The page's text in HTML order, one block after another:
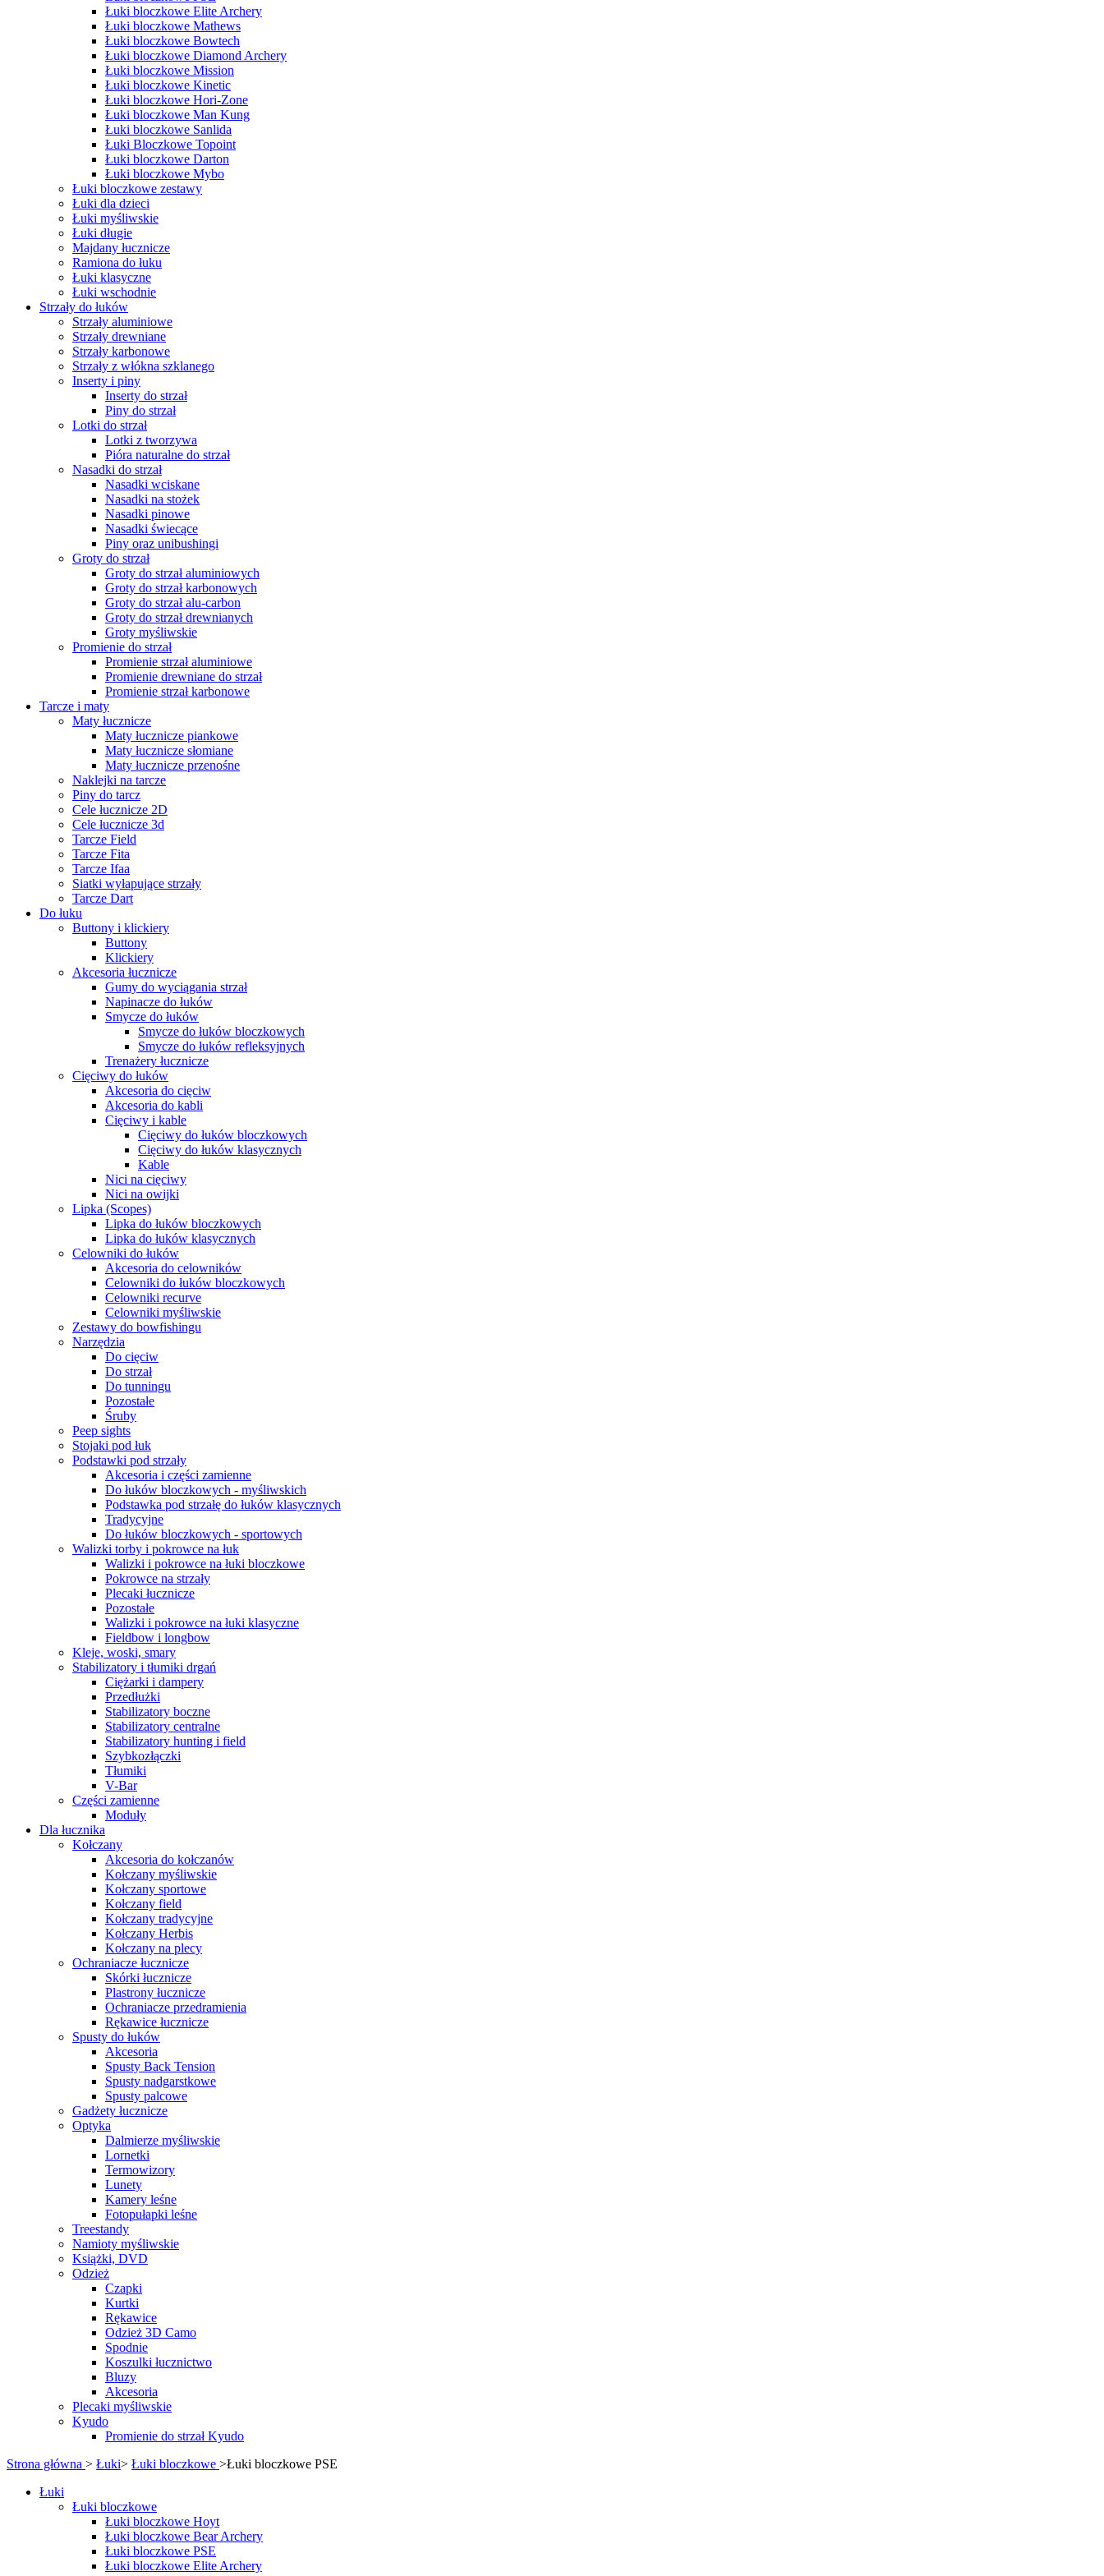
Łuki bloczkowe Elite Archery
Łuki bloczkowe Mathews
Łuki bloczkowe Bowtech
Łuki bloczkowe Diamond Archery
Łuki bloczkowe Mission
Łuki bloczkowe Kinetic
Łuki bloczkowe Hori-Zone
Łuki bloczkowe Man Kung
Łuki bloczkowe Sanlida
Łuki Bloczkowe Topoint
Łuki bloczkowe Darton
Łuki bloczkowe Mybo
Łuki bloczkowe zestawy
Łuki dla dzieci
Łuki myśliwskie
Łuki długie
Majdany łucznicze
Ramiona do łuku
Łuki klasyczne
Łuki wschodnie
Strzały do łuków
Strzały aluminiowe
Strzały drewniane
Strzały karbonowe
Strzały z włókna szklanego
Inserty i piny
Inserty do strzał
Piny do strzał
Lotki do strzał
Lotki z tworzywa
Pióra naturalne do strzał
Nasadki do strzał
Nasadki wciskane
Nasadki na stożek
Nasadki pinowe
Nasadki świecące
Piny oraz unibushingi
Groty do strzał
Groty do strzał aluminiowych
Groty do strzał karbonowych
Groty do strzał alu-carbon
Groty do strzał drewnianych
Groty myśliwskie
Promienie do strzał
Promienie strzał aluminiowe
Promienie drewniane do strzał
Promienie strzał karbonowe
Tarcze i maty
Maty łucznicze
Maty łucznicze piankowe
Maty łucznicze słomiane
Maty łucznicze przenośne
Naklejki na tarcze
Piny do tarcz
Cele łucznicze 2D
Cele łucznicze 3d
Tarcze Field
Tarcze Fita
Tarcze Ifaa
Siatki wyłapujące strzały
Tarcze Dart
Do łuku
Buttony i klickiery
Buttony
Klickiery
Akcesoria łucznicze
Gumy do wyciągania strzał
Napinacze do łuków
Smycze do łuków
Smycze do łuków bloczkowych
Smycze do łuków refleksyjnych
Trenażery łucznicze
Cięciwy do łuków
Akcesoria do cięciw
Akcesoria do kabli
Cięciwy i kable
Cięciwy do łuków bloczkowych
Cięciwy do łuków klasycznych
Kable
Nici na cięciwy
Nici na owijki
Lipka (Scopes)
Lipka do łuków bloczkowych
Lipka do łuków klasycznych
Celowniki do łuków
Akcesoria do celowników
Celowniki do łuków bloczkowych
Celowniki recurve
Celowniki myśliwskie
Zestawy do bowfishingu
Narzędzia
Do cięciw
Do strzał
Do tunningu
Pozostałe
Śruby
Peep sights
Stojaki pod łuk
Podstawki pod strzały
Akcesoria i części zamienne
Do łuków bloczkowych - myśliwskich
Podstawka pod strzałę do łuków klasycznych
Tradycyjne
Do łuków bloczkowych - sportowych
Walizki torby i pokrowce na łuk
Walizki i pokrowce na łuki bloczkowe
Pokrowce na strzały
Plecaki łucznicze
Pozostałe
Walizki i pokrowce na łuki klasyczne
Fieldbow i longbow
Kleje, woski, smary
Stabilizatory i tłumiki drgań
Ciężarki i dampery
Przedłużki
Stabilizatory boczne
Stabilizatory centralne
Stabilizatory hunting i field
Szybkozłączki
Tłumiki
V-Bar
Części zamienne
Moduły
Dla łucznika
Kołczany
Akcesoria do kołczanów
Kołczany myśliwskie
Kołczany sportowe
Kołczany field
Kołczany tradycyjne
Kołczany Herbis
Kołczany na plecy
Ochraniacze łucznicze
Skórki łucznicze
Plastrony łucznicze
Ochraniacze przedramienia
Rękawice łucznicze
Spusty do łuków
Akcesoria
Spusty Back Tension
Spusty nadgarstkowe
Spusty palcowe
Gadżety łucznicze
Optyka
Dalmierze myśliwskie
Lornetki
Termowizory
Lunety
Kamery leśne
Fotopułapki leśne
Treestandy
Namioty myśliwskie
Książki, DVD
Odzież
Czapki
Kurtki
Rękawice
Odzież 3D Camo
Spodnie
Koszulki łucznictwo
Bluzy
Akcesoria
Plecaki myśliwskie
Kyudo
Promienie do strzał Kyudo
Strona główna > Łuki> Łuki bloczkowe >Łuki bloczkowe PSE
Łuki
Łuki bloczkowe
Łuki bloczkowe Hoyt
Łuki bloczkowe Bear Archery
Łuki bloczkowe PSE
Łuki bloczkowe Elite Archery